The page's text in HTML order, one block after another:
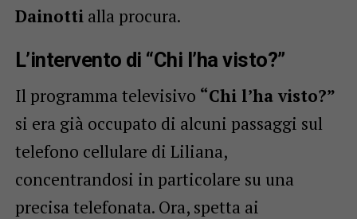
Dainottialla procura.
L’intervento di “Chi l’ha visto?”
Il programma televisivo “Chi l’ha visto?”
si era già occupato di alcuni passaggi sul
telefono cellulare di Liliana,
concentrandosi in particolare su una
precisa telefonata. Ora, spetta ai